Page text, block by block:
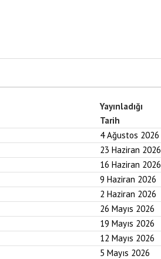
Yayınladığı
Tarih
4 Ağustos 2026
23 Haziran 2026
16 Haziran 2026
9 Haziran 2026
2 Haziran 2026
26 Mayıs 2026
19 Mayıs 2026
12 Mayıs 2026
5 Mayıs 2026